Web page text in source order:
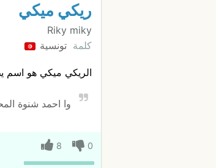
ريكي ميكي
Riky miky
كلمة تونسية
الريكي ميكي هو اسم
وا احمد شنوة
0
8